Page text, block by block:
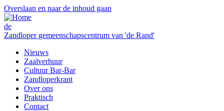
Overslaan en naar de inhoud gaan
de
Zandloper gemeenschapscentrum van 'de Rand'
Nieuws
Zaalverhuur
Cultuur Bar-Bar
Zandloperkrant
Over ons
Praktisch
Contact